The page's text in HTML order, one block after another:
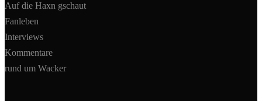
Auf die Haxn gschaut
Fanleben
Interviews
Kommentare
rund um Wacker